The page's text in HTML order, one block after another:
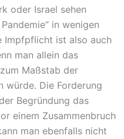
oder Israel sehen
in wenigen
Impfpflicht ist also auch
man allein das
Maßstab der
würde. Die Forderung
Begründung das
einem Zusammenbruch
man ebenfalls nicht